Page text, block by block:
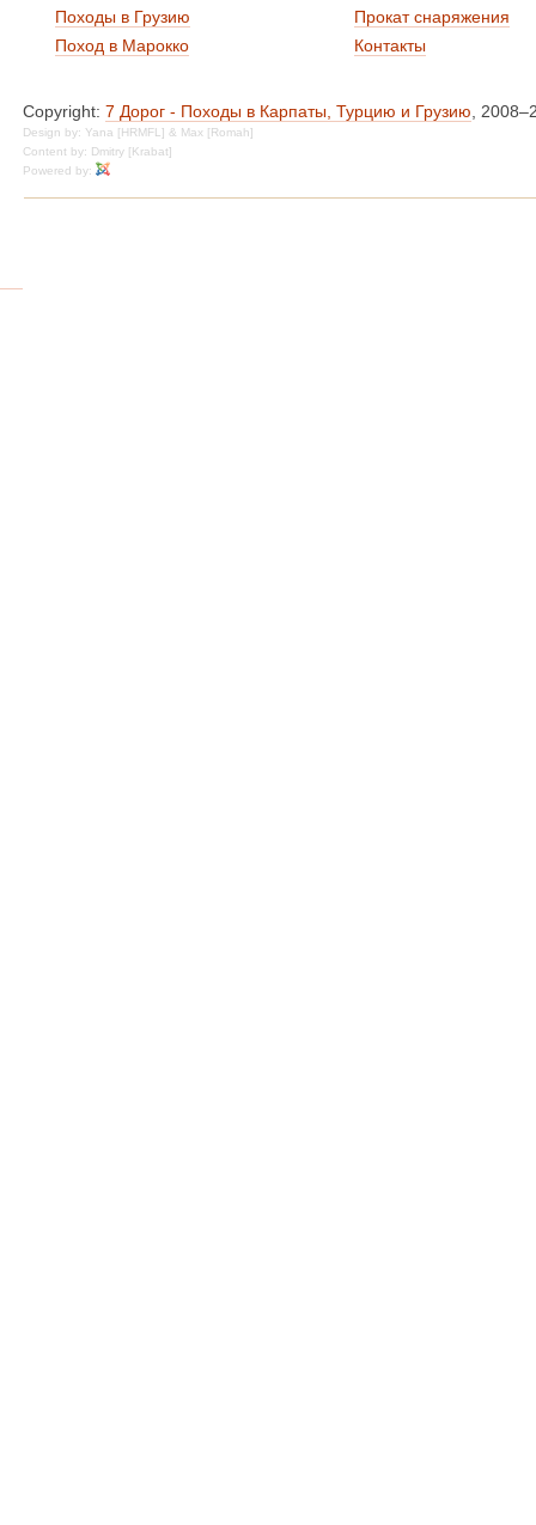
Походы в Грузию
Поход в Марокко
Прокат снаряжения
Контакты
Copyright: 7 Дорог - Походы в Карпаты, Турцию и Грузию,
Design by: Yana [HRMFL] & Max [Romah]
Content by: Dmitry [Krabat]
Powered by: